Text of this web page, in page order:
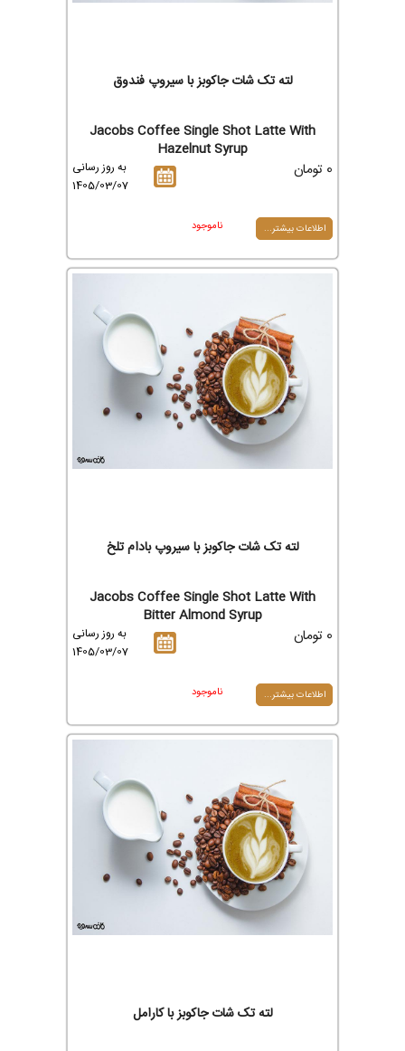
لته تک شات جاکوبز با سیروپ فندوق
Jacobs Coffee Single Shot Latte With
Hazelnut Syrup
به روز رسانی
1405/03/07
0 تومان
اطلاعات بیشتر... ناموجود
لته تک شات جاکوبز با سیروپ بادام تلخ
Jacobs Coffee Single Shot Latte With
Bitter Almond Syrup
به روز رسانی
1405/03/07
0 تومان
اطلاعات بیشتر... ناموجود
لته تک شات جاکوبز با کارامل